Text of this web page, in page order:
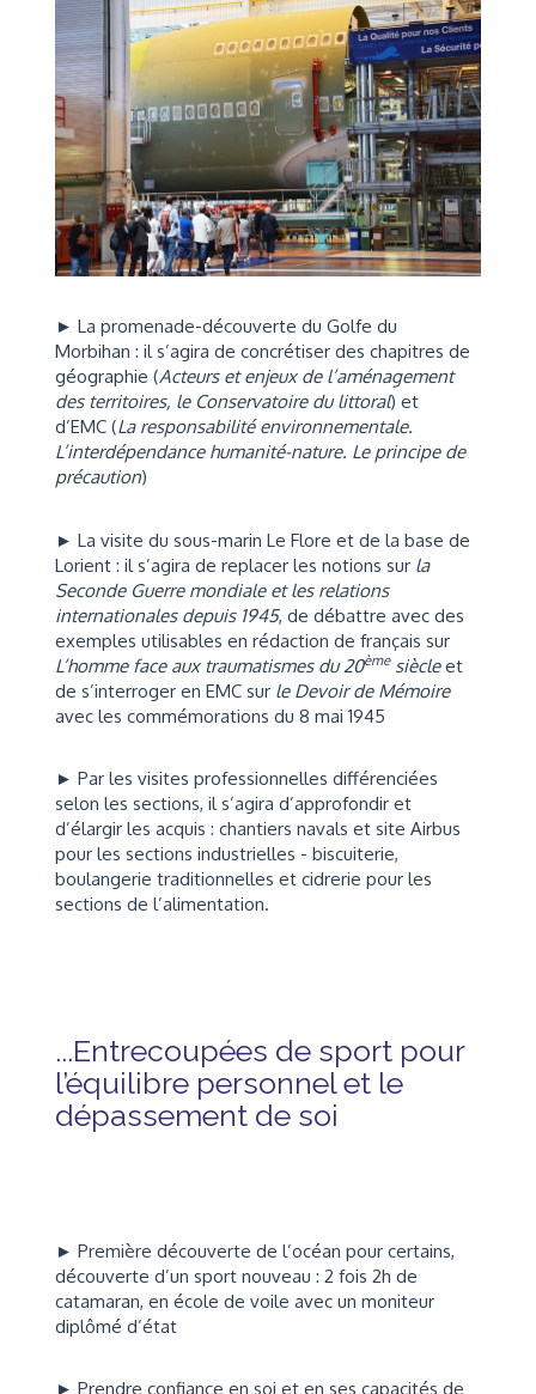
► La promenade-découverte du Golfe du
Morbihan : il s’agira de concrétiser des chapitres de
géographie (Acteurs et enjeux de l’aménagement
des territoires, le Conservatoire du littoral) et
d’EMC (La responsabilité environnementale.
L’interdépendance humanité-nature. Le principe de
précaution)
► La visite du sous-marin Le Flore et de la base de
Lorient : il s’agira de replacer les notions sur la
Seconde Guerre mondiale et les relations
internationales depuis 1945, de débattre avec des
exemples utilisables en rédaction de français sur
L’homme face aux traumatismes du 20èmesiècleet
de s’interroger en EMC sur le Devoir de Mémoire
avec les commémorations du 8 mai 1945
► Par les visites professionnelles différenciées
selon les sections, il s’agira d’approfondir et
d’élargir les acquis : chantiers navals et site Airbus
pour les sections industrielles - biscuiterie,
boulangerie traditionnelles et cidrerie pour les
sections de l’alimentation.
...Entrecoupées de sport pour
l’équilibre personnel et le
dépassement de soi
► Première découverte de l’océan pour certains,
découverte d’un sport nouveau : 2 fois 2h de
catamaran, en école de voile avec un moniteur
diplômé d’état
► Prendre confiance en soi et en ses capacités de